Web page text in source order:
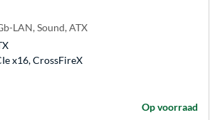
LAN, Sound, ATX
x16, CrossFireX
Op voorraad